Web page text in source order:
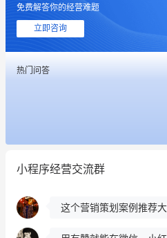
免费解答你的经营难题
立即咨询
热门问答
小程序经营交流群
这个营销策划案例推荐
用有赞就能在微信、小红